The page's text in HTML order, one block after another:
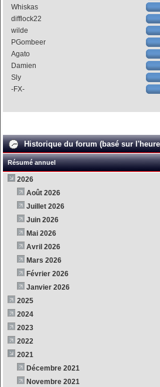
Whiskas
difflock22
wilde
PGombeer
Agato
Damien
Sly
-FX-
Historique du forum (basé sur
Résumé annuel
2026
Août 2026
Juillet 2026
Juin 2026
Mai 2026
Avril 2026
Mars 2026
Février 2026
Janvier 2026
2025
2024
2023
2022
2021
Décembre 2021
Novembre 2021